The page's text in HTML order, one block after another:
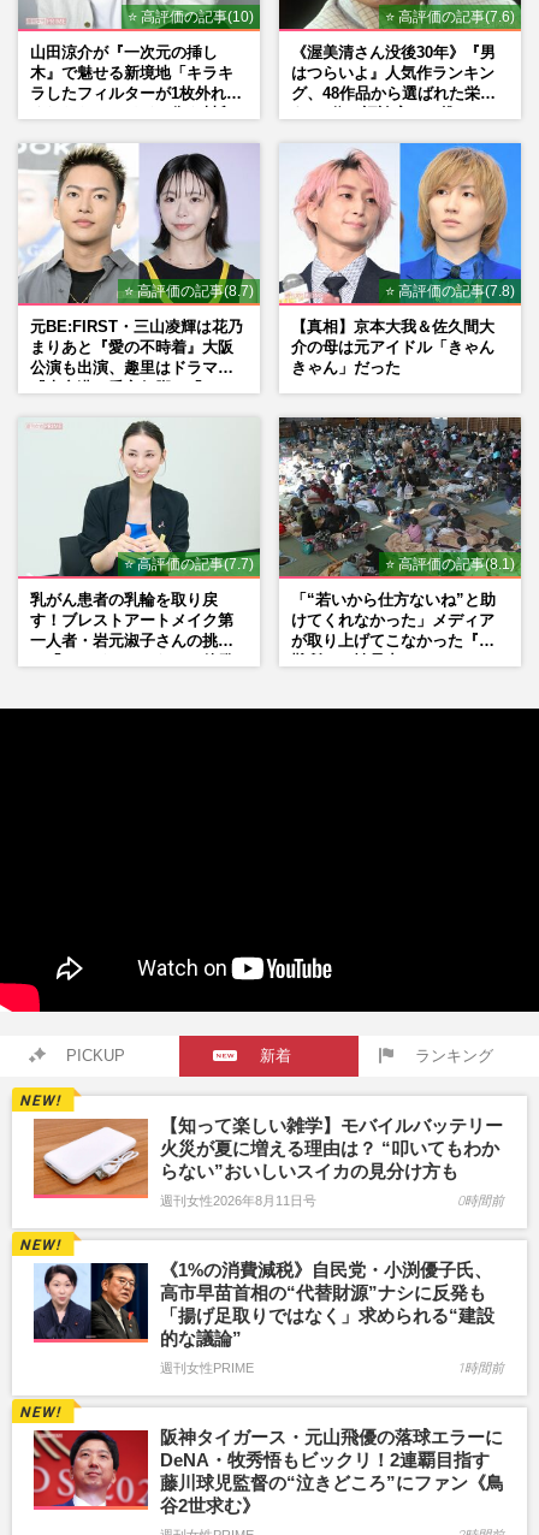
⭐ 高評価の記事(10)
山田涼介が『一次元の挿し
木』で魅せる新境地「キラキ
ラしたフィルターが1枚外れて
⭐ 高評価の記事(7.6)
《渥美清さん没後30年》『男
はつらいよ』人気作ランキン
グ、48作品から選ばれた栄え
⭐ 高評価の記事(8.7)
元BE:FIRST・三山凌輝は花乃
まりあと『愛の不時着』大阪
公演も出演、趣里はドラマ
⭐ 高評価の記事(7.8)
【真相】京本大我＆佐久間大
介の母は元アイドル「きゃん
きゃん」だった
⭐ 高評価の記事(7.7)
乳がん患者の乳輪を取り戻
す！ブレストアートメイク第
一人者・岩元淑子さんの挑戦
⭐ 高評価の記事(8.1)
「“若いから仕方ないね”と助
けてくれなかった」メディア
が取り上げてこなかった『避
PICKUP 新着 ランキング
【知って楽しい雑学】モバイルバッテリー
火災が夏に増える理由は？ “叩いてもわか
らない”おいしいスイカの見分け方も
週刊女性2026年8月11日号 0時間前
《1%の消費減税》自民党・小渕優子氏、
高市早苗首相の“代替財源”ナシに反発も
「揚げ足取りではなく」求められる“建設
的な議論”
週刊女性PRIME 1時間前
阪神タイガース・元山飛優の落球エラーに
DeNA・牧秀悟もビックリ！2連覇目指す
藤川球児監督の“泣きどころ”にファン《鳥
谷2世求む》